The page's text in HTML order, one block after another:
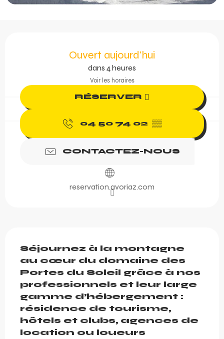
Ouvert aujourd'hui
dans 4 heures
Voir les horaires
RÉSERVER
04 50 74 02 ▒▒
CONTACTEZ-NOUS
reservation.avoriaz.com
Séjournez à la montagne
au cœur du domaine des
Portes du Soleil grâce à nos
professionnels et leur large
gamme d’hébergement :
résidence de tourisme,
hôtels et clubs, agences de
location ou loueurs